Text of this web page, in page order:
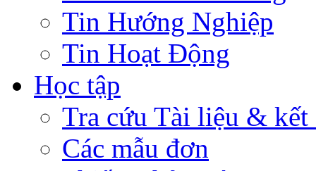
Tin Hướng Nghiệp
Tin Hoạt Động
Học tập
Tra cứu Tài liệu & kết
Các mẫu đơn